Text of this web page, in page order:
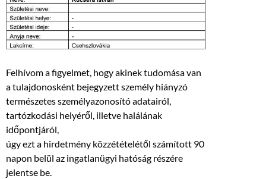
Felhívom a figyelmet, hogy akinek tudomása van
a tulajdonosként bejegyzett személy hiányzó
természetes személyazonosító adatairól,
tartózkodási helyéről, illetve halálának
időpontjáról,
úgy ezt a hirdetmény közzétételétől számított 90
napon belül az ingatlanügyi hatóság részére
jelentse be.